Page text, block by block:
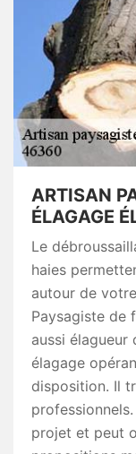
ARTISAN
ÉLAGAGE
Le
haies
autour de
Paysagiste de
aussi élagueur
élagage
disposition. Il
projet et peut